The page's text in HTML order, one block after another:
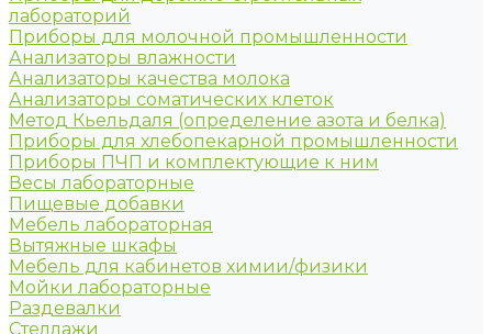
лабораторий
Приборы для молочной промышленности
Анализаторы влажности
Анализаторы качества молока
Анализаторы соматических клеток
Метод Кьельдаля (определение азота и белка)
Приборы для хлебопекарной промышленности
Приборы ПЧП и комплектующие к ним
Весы лабораторные
Пищевые добавки
Мебель лабораторная
Вытяжные шкафы
Мебель для кабинетов химии/физики
Мойки лабораторные
Раздевалки
Стеллажи